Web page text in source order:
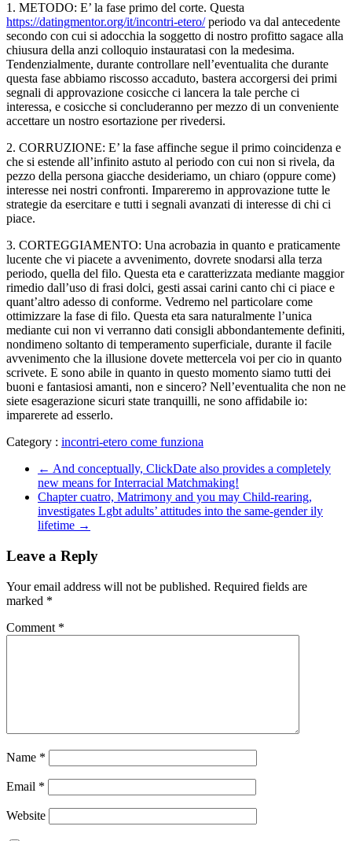
1. METODO: E’ la fase primo del corte. Questa
https://datingmentor.org/it/incontri-etero/periodo va dal antecedente
secondo con cui si adocchia la soggetto di nostro profitto sagace alla
chiusura della anzi colloquio instauratasi con la medesima.
Tendenzialmente, durante controllare nell’eventualita che durante
questa fase abbiamo riscosso accaduto, bastera accorgersi dei primi
segnali di approvazione cosicche ci lancera la tale perche ci
interessa, e cosicche si concluderanno per mezzo di un conveniente
accettare un nostro esortazione per rivedersi.
2. CORRUZIONE: E’ la fase affinche segue il primo coincidenza e
che si estende all’infinito astuto al periodo con cui non si rivela, da
pezzo della persona giacche desideriamo, un chiaro (oppure come)
interesse nei nostri confronti. Impareremo in approvazione tutte le
strategie da esercitare e tutti i segnali avanzati di interesse di chi ci
piace.
3. CORTEGGIAMENTO: Una acrobazia in quanto e praticamente
lucente che vi piacete a avvenimento, dovrete snodarsi alla terza
periodo, quella del filo. Questa eta e caratterizzata mediante maggior
rimedio dall’uso di frasi dolci, gesti assai carini canto chi ci piace e
quant’altro adesso di conforme. Vedremo nel particolare come
ottimizzare la fase di filo. Questa eta sara naturalmente l’unica
mediante cui non vi verranno dati consigli abbondantemente definiti,
nondimeno soltanto di temperamento superficiale, durante il facile
avvenimento che la illusione dovete mettercela voi per cio in quanto
scrivete. E sono abile in quanto in questo momento siamo tutti dei
buoni e fantasiosi amanti, non e sincero? Nell’eventualita che non ne
siete esagerazione sicuri state tranquilli, ne sono affidabile io:
imparerete ad esserlo.
Category : incontri-etero come funziona
← And conceptually, ClickDate also provides a completely
new means for Interracial Matchmaking!
Chapter cuatro, Matrimony and you may Child-rearing,
investigates Lgbt adults’ attitudes into the same-gender ily
lifetime →
Leave a Reply
Your email address will not be published. Required fields are
marked *
Comment *
Name *
Email *
Website